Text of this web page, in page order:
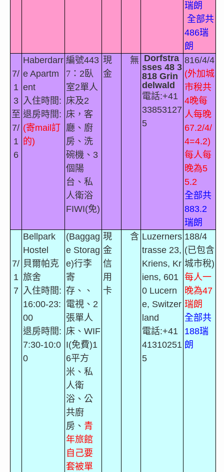
瑞朗
全部共
486瑞
朗
7/
1
3
至
7/
1
6
Haberdarr
e Apartm
ent
入住時間 :
退房時間 :
(寄mail訂
的)
編號443
7： 2 臥
室2單人
床及2
床，客
廳、廚
房、洗
碗機、 3
個陽
台、私
人衛浴
FIWI(免)
現
金
無 Dorfstra
sses 48 3
818 Grin
delwald
電話:+41
33853127
5
816/4/4
(外加城
市稅共
4晚每
人每晚
67.2/4/
4=4.2)
每人每
晚為5
5.2
全部共
883.2
瑞朗
7/
1
7
Bellpark
Hostel
貝爾帕克
旅舍
入住時間 :
16:00-23:
00
退房時間 :
7:30-10:0
0
(Baggag
e Storag
e)行李
寄
存、、
電視、 2
張單人
床、 WIF
I(免費)1
6平方
米、 私
人衛
浴、公
共廚
房、 青
年旅館
自己要
套被單
現
金
信
用
卡
含 Luzerners
trasse 23,
Kriens, Kr
iens, 601
0 Lucern
e, Switzer
land
電話:+41
41310251
5
188/4
(已包含
城市稅)
每人一
晚為47
瑞朗
全部共
188瑞
朗